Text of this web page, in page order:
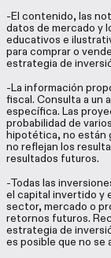
-El contenido, las
datos de mercado y
educativos e
para comprar o
estrategia de
-La información
fiscal. Consulta a un
específica. Las
probabilidad de
hipotética, no están
no reflejan los
resultados futuros.
-Todas las
el capital invertido y
sector, mercado o
retornos futuros.
estrategia de
es posible que no se